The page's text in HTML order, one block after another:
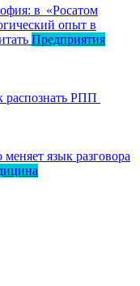
в «Росатом
опыт в
Предприятия
распознать РПП
меняет язык разговора